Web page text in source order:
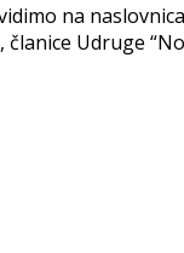
na
Udruge